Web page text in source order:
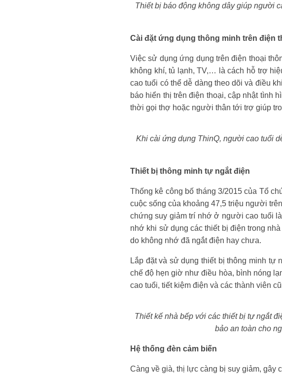
Thiết bị báo động không dây giúp người
Cài đặt ứng dụng thông minh trên điện
Việc sử dụng ứng dụng trên điện thoại
không khí, tủ lạnh, TV,… là cách hỗ trợ
cao tuổi có thể dễ dàng theo dõi và điều
báo hiển thị trên điện thoại, cập nhật tình
thời gọi thợ hoặc người thân tới trợ giúp
Khi cài ứng dụng ThinQ, người cao tuổi
Thiết bị thông minh tự ngắt điện
Thống kê công bố tháng 3/2015 của Tổ
cuộc sống của khoảng 47,5 triệu người
chứng suy giảm trí nhớ ở người cao tuổi
nhớ khi sử dụng các thiết bị điện trong
do không nhớ đã ngắt điện hay chưa.
Lắp đặt và sử dụng thiết bị thông minh tự
chế độ hẹn giờ như điều hòa, bình nóng
cao tuổi, tiết kiệm điện và các thành viên
Thiết kế nhà bếp với các thiết bị tự ngắt
bảo an toàn cho
Hệ thống đèn cảm biến
Càng về già, thị lực càng bị suy giảm, gây